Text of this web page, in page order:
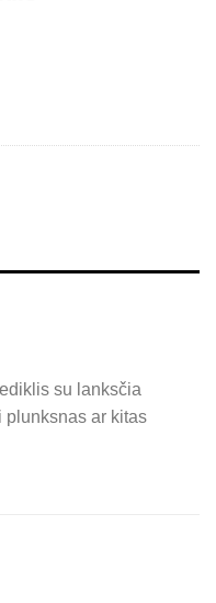
su lanksčia
plunksnas ar kitas